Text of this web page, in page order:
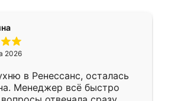
2026
в Ренессанс, осталась
Менеджер всё быстро